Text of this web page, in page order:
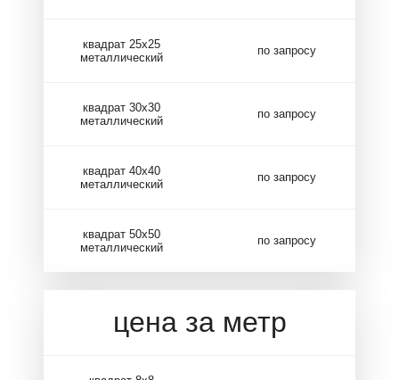
квадрат 25х25
металлический
по запросу
квадрат 30х30
металлический
по запросу
квадрат 40х40
металлический
по запросу
квадрат 50х50
металлический
по запросу
цена за метр